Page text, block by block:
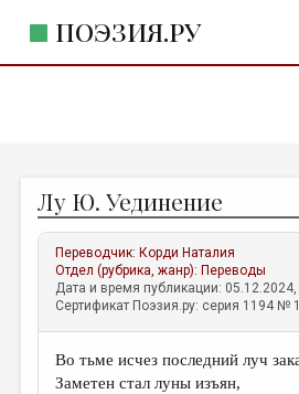
ПОЭЗИЯ.РУ
ЖАНРЫ
АВТОРЫ
КОММЕНТАРИИ
ЛИТСАЛОН
НОВОСТИ
Лу Ю. Уединение
Переводчик: Корди Наталия
Отдел (рубрика, жанр): Переводы
Дата и время публикации: 05.12.2024,
Сертификат Поэзия.ру: серия 1194 №
Во тьме исчез последний луч
Заметен стал луны изъян,